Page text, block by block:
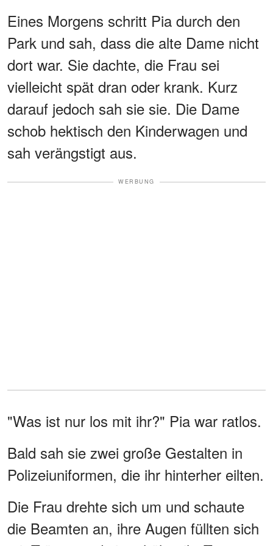
Eines Morgens schritt Pia durch den
Park und sah, dass die alte Dame nicht
dort war. Sie dachte, die Frau sei
vielleicht spät dran oder krank. Kurz
darauf jedoch sah sie sie. Die Dame
schob hektisch den Kinderwagen und
sah verängstigt aus.
WERBUNG
"Was ist nur los mit ihr?" Pia war ratlos.
Bald sah sie zwei große Gestalten in
Polizeiuniformen, die ihr hinterher eilten.
Die Frau drehte sich um und schaute
die Beamten an, ihre Augen füllten sich